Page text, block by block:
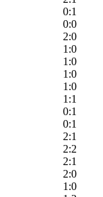
0:1
0:0
2:0
1:0
1:0
1:0
1:0
1:1
0:1
0:1
2:1
2:2
2:1
2:0
1:0